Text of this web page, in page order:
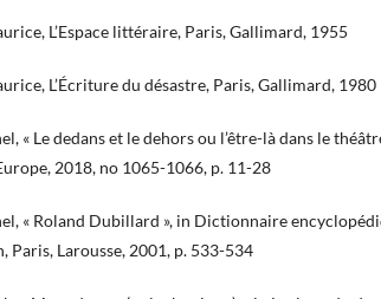
L’Espace littéraire, Paris, Gallimard, 1955
L’Écriture du désastre, Paris, Gallimard, 1980
« Le dedans et le dehors ou l’être-là dans le
2018, no 1065-1066, p. 11-28
« Roland Dubillard », in Dictionnaire
Paris, Larousse, 2001, p. 533-534